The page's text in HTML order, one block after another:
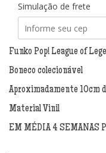
of
Legends
Lux
quantidade
Simulação de frete
Funko Pop! League of
Boneco colecionável
Aproximadamente 10cm
Material Vinil
EM MÉDIA 4 SEMANAS